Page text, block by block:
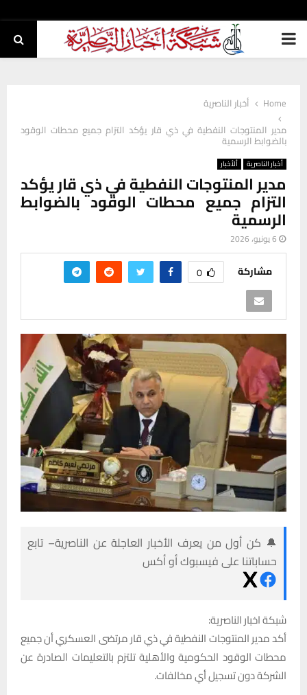
PRIMARY
Home
أخبار الناصرية
مدير المنتوجات النفطية في ذي قار يؤكد التزام جميع محطات الوقود
بالضوابط الرسمية
أخبار الناصرية ألأخبار
مدير المنتوجات النفطية في ذي قار يؤكد
التزام جميع محطات الوقود بالضوابط
الرسمية
6 يونيو، 2026
مشاركة 0
🔔 كن أول من يعرف الأخبار العاجلة عن الناصرية– تابع
حساباتنا على فيسبوك أو أكس
شبكة اخبار الناصرية:
أكد مدير المنتوجات النفطية في ذي قار مرتضى العسكري أن جميع
محطات الوقود الحكومية والأهلية تلتزم بالتعليمات الصادرة عن
الشركة دون تسجيل أي مخالفات.